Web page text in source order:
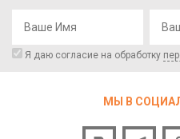
Я даю согласие на обработку
МЫ В